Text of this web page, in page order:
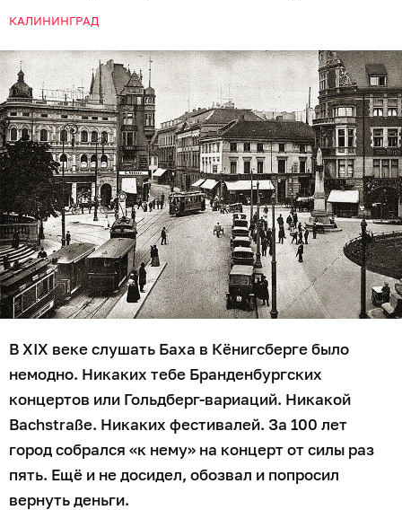
КАЛИНИНГРАД
В XIX веке слушать Баха в Кёнигсберге было
немодно. Никаких тебе Бранденбургских
концертов или Гольдберг-вариаций. Никакой
Bachstraße. Никаких фестивалей. За 100 лет
город собрался «к нему» на концерт от силы раз
пять. Ещё и не досидел, обозвал и попросил
вернуть деньги.